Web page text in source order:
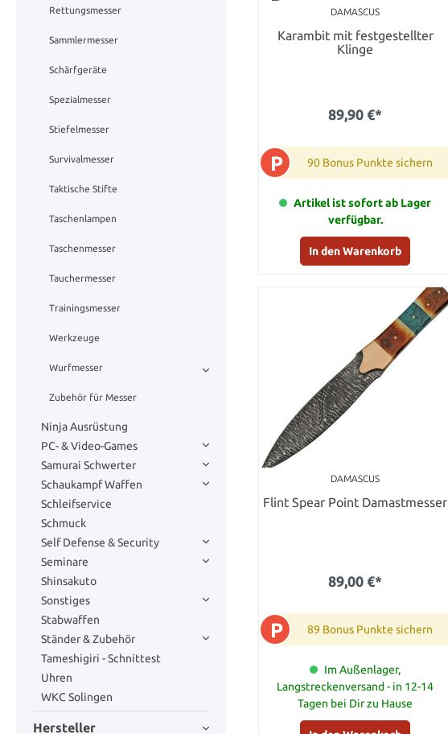
Rettungsmesser
Sammlermesser
Schärfgeräte
Spezialmesser
Stiefelmesser
Survivalmesser
Taktische Stifte
Taschenlampen
Taschenmesser
Tauchermesser
Trainingsmesser
Werkzeuge
Wurfmesser
Zubehör für Messer
Ninja Ausrüstung
PC- & Video-Games
Samurai Schwerter
Schaukampf Waffen
Schleifservice
Schmuck
Self Defense & Security
Seminare
Shinsakuto
Sonstiges
Stabwaffen
Ständer & Zubehör
Tameshigiri - Schnittest
Uhren
WKC Solingen
Hersteller
DAMASCUS
Karambit mit festgestellter
Klinge
89,90 €*
P 90 Bonus Punkte sichern
Artikel ist sofort ab Lager
verfügbar.
In den Warenkorb
DAMASCUS
Flint Spear Point Damastmesser
89,00 €*
P 89 Bonus Punkte sichern
Im Außenlager,
Langstreckenversand - in 12-14
Tagen bei Dir zu Hause